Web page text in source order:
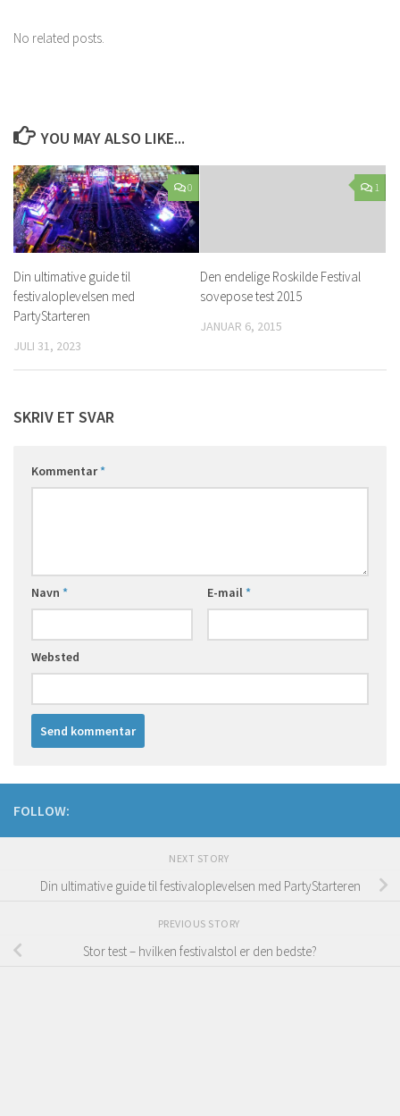
No related posts.
YOU MAY ALSO LIKE...
0
Din ultimative guide til
festivaloplevelsen med
PartyStarteren
JULI 31, 2023
1
Den endelige Roskilde Festival
sovepose test 2015
JANUAR 6, 2015
SKRIV ET SVAR
Kommentar*
Navn * E-mail*
Websted
FOLLOW:
NEXT STORY
Din ultimative guide til festivaloplevelsen med PartyStarteren
PREVIOUS STORY
Stor test – hvilken festivalstol er den bedste?